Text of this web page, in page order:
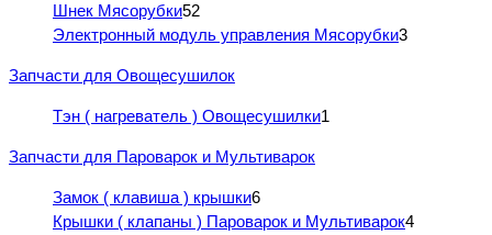
Шнек Мясорубки52
Электронный модуль управления Мясорубки3
Запчасти для Овощесушилок
Тэн ( нагреватель ) Овощесушилки1
Запчасти для Пароварок и Мультиварок
Замок ( клавиша ) крышки6
Крышки ( клапаны ) Пароварок и Мультиварок4